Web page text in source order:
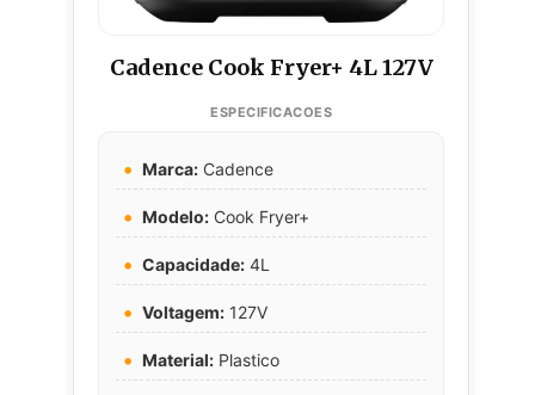
Cadence Cook Fryer+ 4L 127V
Marca: Cadence
Modelo: Cook Fryer+
Capacidade: 4L
Voltagem: 127V
Material: Plastico